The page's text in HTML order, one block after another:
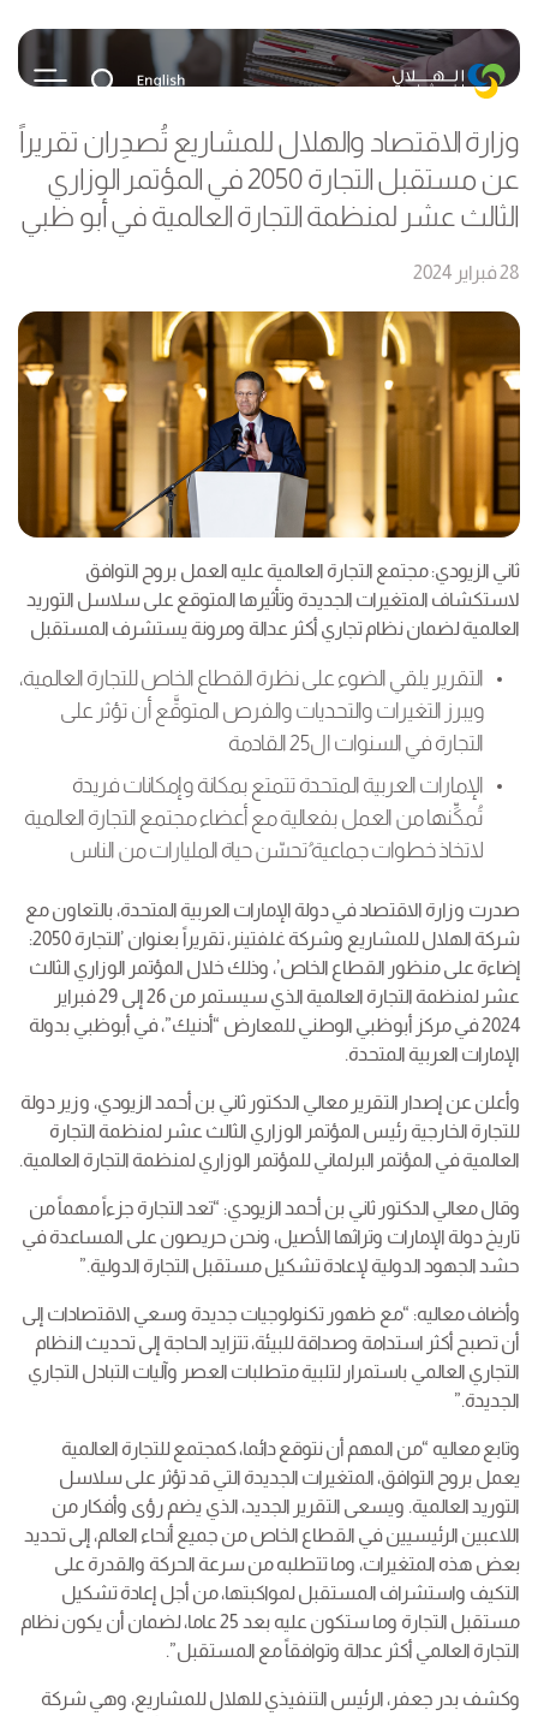
وزارة الاقتصاد والهلال للمشاريع تُصدِران تقريراً
عن مستقبل التجارة 2050 في المؤتمر الوزاري
الثالث عشر لمنظمة التجارة العالمية في أبو ظبي
28 فبراير 2024
ثاني الزيودي: مجتمع التجارة العالمية عليه العمل بروح التوافق
لاستكشاف المتغيرات الجديدة وتأثيرها المتوقع على سلاسل التوريد
العالمية لضمان نظام تجاري أكثر عدالة ومرونة يستشرف المستقبل
التقرير يلقي الضوء على نظرة القطاع الخاص للتجارة العالمية،
ويبرز التغيرات والتحديات والفرص المتوقَّع أن تؤثر على
التجارة في السنوات ال25 القادمة
الإمارات العربية المتحدة تتمتع بمكانة وإمكانات فريدة
تُمكِّنها من العمل بفعالية مع أعضاء مجتمع التجارة العالمية
لاتخاذ خطوات جماعية ُتحسّن حياة المليارات من الناس
صدرت وزارة الاقتصاد في دولة الإمارات العربية المتحدة، بالتعاون مع
شركة الهلال للمشاريع وشركة غلفتينر، تقريراً بعنوان ’التجارة 2050:
إضاءة على منظور القطاع الخاص’، وذلك خلال المؤتمر الوزاري الثالث
عشر لمنظمة التجارة العالمية الذي سيستمر من 26 إلى 29 فبراير
2024 في مركز أبوظبي الوطني للمعارض “أدنيك”، في أبوظبي بدولة
الإمارات العربية المتحدة.
وأعلن عن إصدار التقرير معالي الدكتور ثاني بن أحمد الزيودي، وزير دولة
للتجارة الخارجية رئيس المؤتمر الوزاري الثالث عشر لمنظمة التجارة
العالمية في المؤتمر البرلماني للمؤتمر الوزاري لمنظمة التجارة العالمية.
وقال معالي الدكتور ثاني بن أحمد الزيودي: “تعد التجارة جزءاً مهماً من
تاريخ دولة الإمارات وتراثها الأصيل، ونحن حريصون على المساعدة في
حشد الجهود الدولية لإعادة تشكيل مستقبل التجارة الدولية.”
وأضاف معاليه: “مع ظهور تكنولوجيات جديدة وسعي الاقتصادات إلى
أن تصبح أكثر استدامة وصداقة للبيئة، تتزايد الحاجة إلى تحديث النظام
التجاري العالمي باستمرار لتلبية متطلبات العصر وآليات التبادل التجاري
الجديدة.”
وتابع معاليه “من المهم أن نتوقع دائما، كمجتمع للتجارة العالمية
يعمل بروح التوافق، المتغيرات الجديدة التي قد تؤثر على سلاسل
التوريد العالمية. ويسعى التقرير الجديد، الذي يضم رؤى وأفكار من
اللاعبين الرئيسيين في القطاع الخاص من جميع أنحاء العالم، إلى تحديد
بعض هذه المتغيرات، وما تتطلبه من سرعة الحركة والقدرة على
التكيف واستشراف المستقبل لمواكبتها، من أجل إعادة تشكيل
مستقبل التجارة وما ستكون عليه بعد 25 عاما، لضمان أن يكون نظام
التجارة العالمي أكثر عدالة وتوافقاً مع المستقبل”.
وكشف بدر جعفر، الرئيس التنفيذي للهلال للمشاريع، وهي شركة